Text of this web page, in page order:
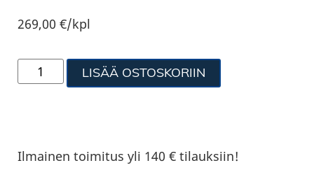
269,00€/kpl
LISÄÄ OSTOSKORIIN
Ilmainen toimitus yli 140 € tilauksiin!